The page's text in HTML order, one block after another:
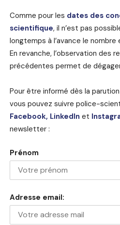
Comme pour les dates des
scientifique, il n’est pas
longtemps à l’avance le
En revanche, l’observation des
précédentes permet de
Pour être informé dès la
vous pouvez suivre police-
Facebook, LinkedIn et
newsletter :
Prénom
Adresse email: